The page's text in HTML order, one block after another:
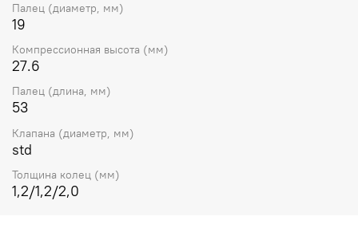
Палец (диаметр, мм)
19
Компрессионная высота (мм)
27.6
Палец (длина, мм)
53
Клапана (диаметр, мм)
std
Толщина колец (мм)
1,2/1,2/2,0